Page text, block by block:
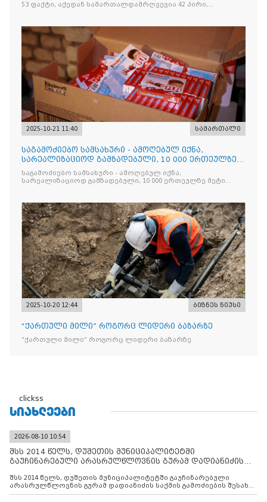
53 ფაქტი, აქედან სამართალდამრღვევია 42 პირი,
2025-10-21 11:40 სამართალი
საგამოძიებო სამსახური - ამოღებულ იქნა,
სარეალიზაციოდ გამზადებული, 10 000 ერთეულზე
მეტი „Jacobs Monar
საგამოძიებო სამსახური - ამოღებულ იქნა,
სარეალიზაციოდ გამზადებული, 10 000 ერთეულზე მეტი
„Raffaello”-ს სასაქონლო ნიშნით უკანონო ნიშანდებული
ტკბილეული
2025-10-20 12:44 ბიზნეს ნიუსი
“ქართული მილი” როგორც ლიდერი ბაზარზე
“ქართული მილი” როგორც ლიდერი ბაზარზე
clickss
ᲡᲘᲐᲮᲚᲔᲔᲑᲘ
2026-08-10 10:54
შსს 2014 წელს, დუშეთის მუნიციპალიტეტში
გაუჩინარებული არასრულწლოვნის გურამ დადიანიძის
შსს 2014 წელს, დუშეთის მუნიციპალიტეტში გაუჩინარებული
არასრულწლოვნის გურამ დადიანიძის საქმის გამოძიების შესახებ
ინფორმაციას ავრცელებს